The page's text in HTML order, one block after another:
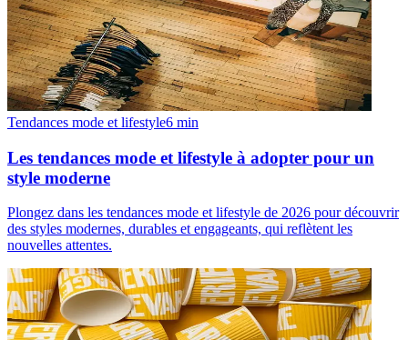
Tendances mode et lifestyle6 min
Les tendances mode et lifestyle à adopter pour un
style moderne
Plongez dans les tendances mode et lifestyle de 2026 pour découvrir
des styles modernes, durables et engageants, qui reflètent les
nouvelles attentes.